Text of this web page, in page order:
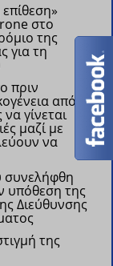
στο
της
για τη
πριν
από
γίνεται
μαζί με
να
συνελήφθη
υπόθεση της
Διεύθυνσης
της